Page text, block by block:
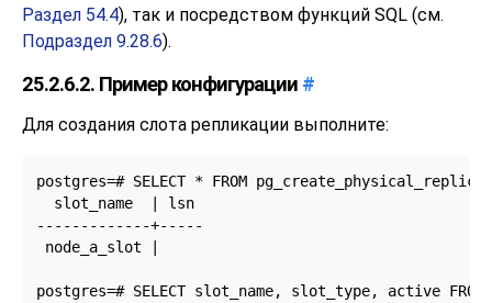
Раздел 54.4), так и посредством функций SQL (см.
Подраздел 9.28.6).
25.2.6.2. Пример конфигурации #
Для создания слота репликации выполните:
postgres=# SELECT * FROM
  slot_name  | lsn
-------------+-----
node_a_slot |
postgres=# SELECT slot_name, slot_type, active